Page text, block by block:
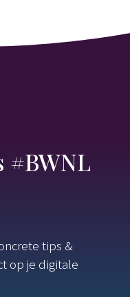
#BWNL
tips &
op je digitale